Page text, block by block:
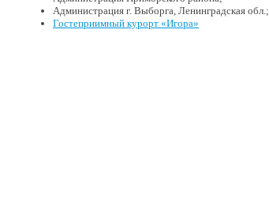
Администрация г. Выборга, Ленинградская обл.;
Гостеприимный курорт «Игора»